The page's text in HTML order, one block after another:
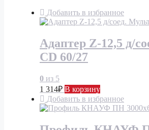
Добавить в избранное
Адаптер Z-12,5 д/
CD 60/27
0 из 5
1 314₽ В корзину
Добавить в избранное